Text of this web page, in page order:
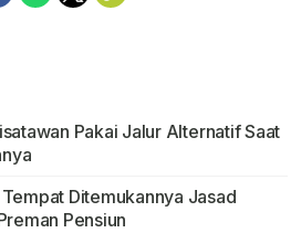
Pakai Jalur Alternatif Saat
Ditemukannya Jasad
Pensiun